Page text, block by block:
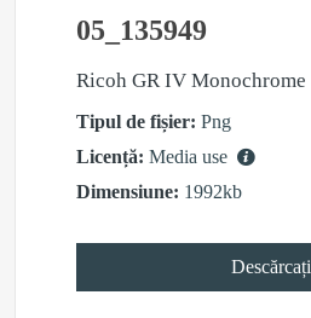
05_135949
Ricoh GR IV Monochrome
Tipul de fișier: Png
Licență: Media use
Dimensiune: 1992kb
Descărcați